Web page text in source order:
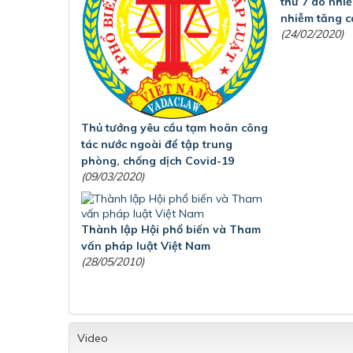
Thủ tướng yêu cầu tạm hoãn công
tác nước ngoài để tập trung
phòng, chống dịch Covid-19
(09/03/2020)
nhiễm tăng
(24/02/2020)
Thành lập Hội phổ biến và Tham
vấn pháp luật Việt Nam
(28/05/2010)
Video